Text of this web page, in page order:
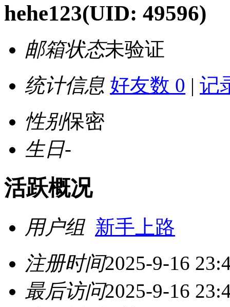
hehe123(UID: 49596)
邮箱状态未验证
统计信息 好友数 0 | 记
性别保密
生日-
活跃概况
用户组 新手上路
注册时间2025-9-16
最后访问2025-9-16